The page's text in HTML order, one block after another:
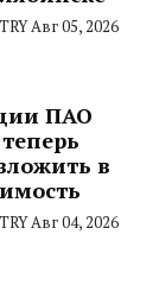
Авг 05, 2026
ПАО
в
Авг 04, 2026